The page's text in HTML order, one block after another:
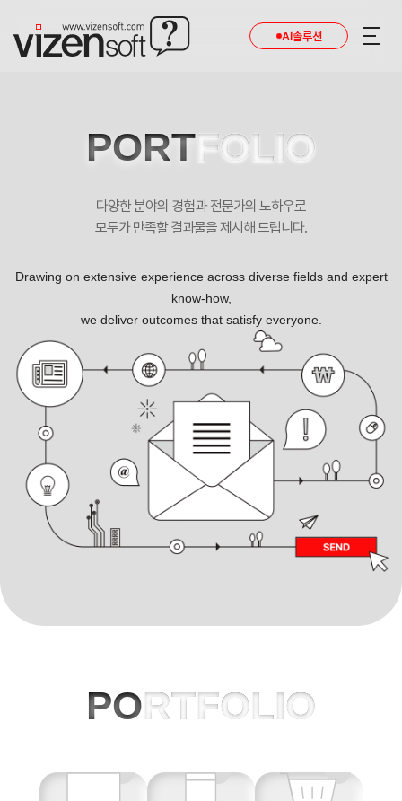
AI솔루션
한양대학교 물리학과 연구실 포트폴리오
PORTFOLIO
다양한 분야의 경험과 전문가의 노하우로
모두가 만족할 결과물을 제시해 드립니다.
Drawing on extensive experience across diverse fields and expert
know-how,
we deliver outcomes that satisfy everyone.
PORTFOLIO